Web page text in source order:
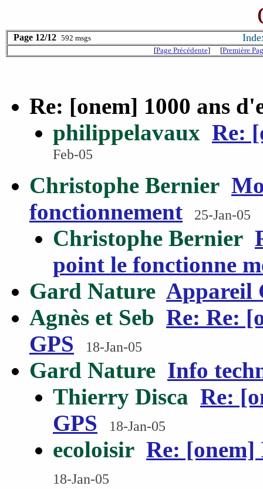
Page 12/12 592 msgs
[Page Précédente] [Première
Re: [onem] 1000 ans
philippelavaux Re:
Feb-05
Christophe Bernier
fonctionnement
25-Jan-05
Christophe Bernier
point le fonctionne
Gard Nature Appareil
Agnès et Seb Re: Re:
GPS
18-Jan-05
Gard Nature Info
Thierry Disca Re:
GPS
18-Jan-05
ecoloisir Re: [onem]
18-Jan-05